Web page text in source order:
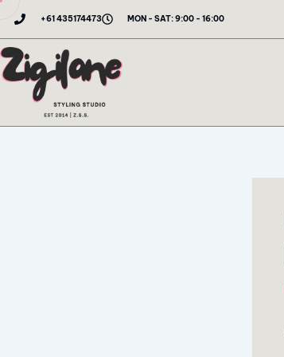
Skip
content
+61 435174473 MON - SAT: 9:00 - 16:00